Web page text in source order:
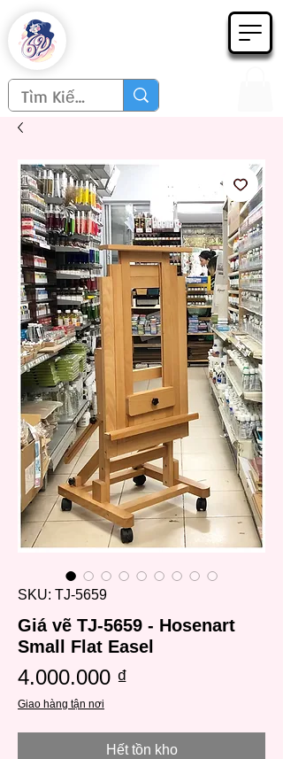
SKU: TJ-5659
Giá vẽ TJ-5659 - Hosenart
Small Flat Easel
4.000.000 ₫
Giao hàng tận nơi
Hết tồn kho